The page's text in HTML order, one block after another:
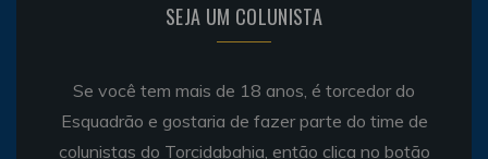
SEJA UM COLUNISTA
Se você tem mais de 18 anos, é torcedor do
Esquadrão e gostaria de fazer parte do time de
colunistas do Torcidabahia, então clica no botão